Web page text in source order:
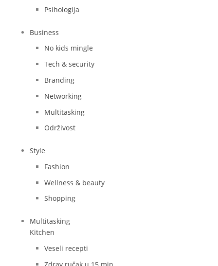
Psihologija
Business
No kids mingle
Tech & security
Branding
Networking
Multitasking
Održivost
Style
Fashion
Wellness & beauty
Shopping
Multitasking
Kitchen
Veseli recepti